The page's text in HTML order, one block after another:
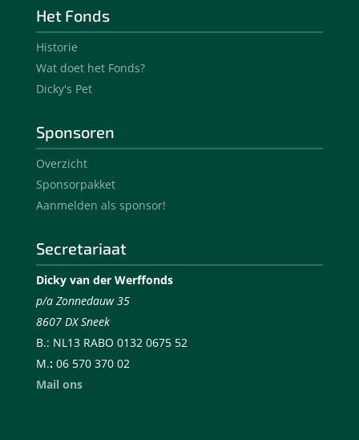
Het Fonds
Historie
Wat doet het Fonds?
Dicky's Pet
Sponsoren
Overzicht
Sponsorpakket
Aanmelden als sponsor!
Secretariaat
Dicky van der Werffonds
p/a Zonnedauw 35
8607 DX Sneek
B.: NL13 RABO 0132 0675 52
M.:06 570 370 02
Mail ons